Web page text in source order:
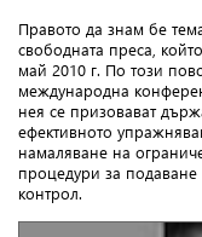
Правото да знам бе
свободната преса,
май 2010 г. По този
международна
нея се призовават
ефективното
намаляване на
процедури за
контрол.